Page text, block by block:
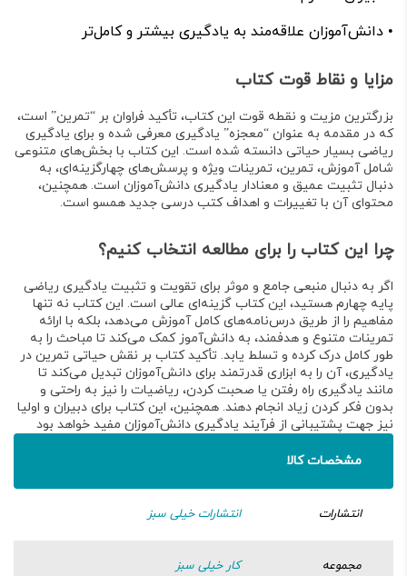
• دانش‌آموزان علاقه‌مند به یادگیری بیشتر و کامل‌تر
مزایا و نقاط قوت کتاب
بزرگترین مزیت و نقطه قوت این کتاب، تأکید فراوان بر “تمرین” است،
که در مقدمه به عنوان “معجزه” یادگیری معرفی شده و برای یادگیری
ریاضی بسیار حیاتی دانسته شده است. این کتاب با بخش‌های متنوعی
شامل آموزش، تمرین، تمرینات ویژه و پرسش‌های چهارگزینه‌ای، به
دنبال تثبیت عمیق و معنادار یادگیری دانش‌آموزان است. همچنین،
محتوای آن با تغییرات و اهداف کتب درسی جدید همسو است.
چرا این کتاب را برای مطالعه انتخاب کنیم؟
اگر به دنبال منبعی جامع و موثر برای تقویت و تثبیت یادگیری ریاضی
پایه چهارم هستید، این کتاب گزینه‌ای عالی است. این کتاب نه تنها
مفاهیم را از طریق درس‌نامه‌های کاملآموزش می‌دهد، بلکه با ارائه
تمرینات متنوع و هدفمند، به دانش‌آموز کمک می‌کند تا مباحث را به
طور کامل درک کرده و تسلط یابد. تأکید کتاب بر نقش حیاتی تمرین در
یادگیری، آن را به ابزاری قدرتمند برای دانش‌آموزان تبدیل می‌کند تا
مانند یادگیری راه رفتن یا صحبت کردن، ریاضیات را نیز به راحتی و
بدون فکر کردن زیاد انجام دهند. همچنین، این کتاب برای دبیران و اولیا
نیز جهت پشتیبانی از فرآیند یادگیری دانش‌آموزان مفید خواهد بود
مشخصات کالا
انتشارات انتشارات خیلی سبز
مجموعه کار خیلی سبز